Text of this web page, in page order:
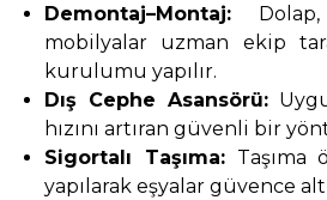
Demontaj–Montaj:
mobilyalar uzman ekip
kurulumu yapılır.
Dış Cephe Asansörü:
hızını artıran güvenli bir
Sigortalı Taşıma:Taşıma
yapılarak eşyalar güvence